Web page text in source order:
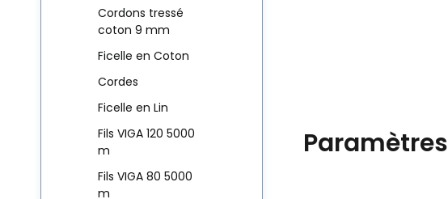
Paramètres
Cordons tressé
coton 9 mm
Ficelle en Coton
Cordes
Ficelle en Lin
Fils VIGA 120 5000
m
Fils VIGA 80 5000
m